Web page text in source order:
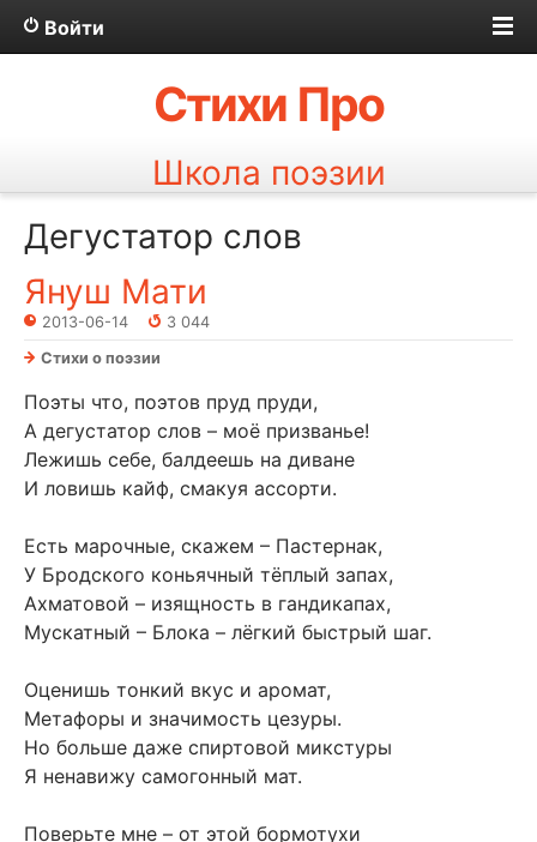
Войти
Стихи Про
Школа поэзии
Дегустатор слов
Януш Мати
2013-06-14
3 044
Стихи о поэзии
Поэты что, поэтов пруд пруди,
А дегустатор слов – моё призванье!
Лежишь себе, балдеешь на диване
И ловишь кайф, смакуя ассорти.
Есть марочные, скажем – Пастернак,
У Бродского коньячный тёплый запах,
Ахматовой – изящность в гандикапах,
Мускатный – Блока – лёгкий быстрый шаг.
Оценишь тонкий вкус и аромат,
Метафоры и значимость цезуры.
Но больше даже спиртовой микстуры
Я ненавижу самогонный мат.
Поверьте мне – от этой бормотухи